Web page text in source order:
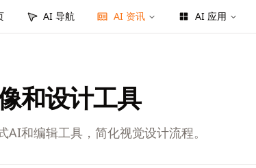
AI 导航 AI 资讯 AI 应用
和设计工具
和编辑工具，简化视觉设计流程。